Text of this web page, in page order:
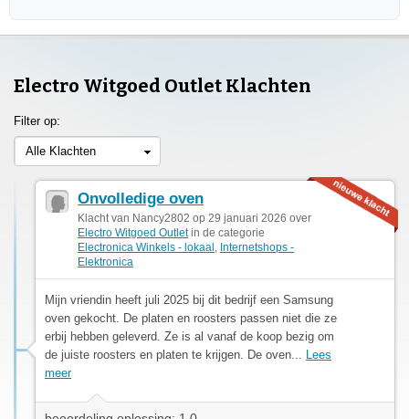
Electro Witgoed Outlet Klachten
Filter op:
Alle Klachten
Onvolledige oven
Klacht van Nancy2802 op 29 januari 2026 over
Electro Witgoed Outletin de categorie
Electronica Winkels - lokaal Internetshops -
Elektronica
Mijn vriendin heeft juli 2025 bij dit bedrijf een Samsung
oven gekocht. De platen en roosters passen niet die ze
erbij hebben geleverd. Ze is al vanaf de koop bezig om
de juiste roosters en platen te krijgen. De oven... Lees
meer